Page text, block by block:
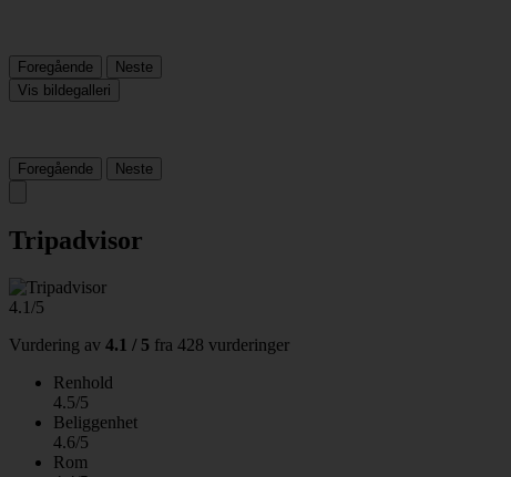
Foregående
Neste
Vis bildegalleri
Foregående Neste
Tripadvisor
4.1/5
Vurdering av 4.1 / 5 fra 428 vurderinger
Renhold
4.5/5
Beliggenhet
4.6/5
Rom